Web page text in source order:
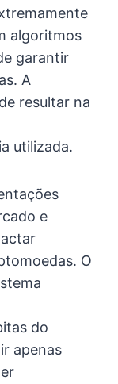
algoritmos
garantir
A
resultar na
utilizada.
e
O
do
apenas